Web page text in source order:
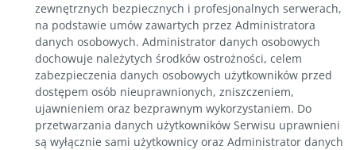
zewnętrznych bezpiecznych i profesjonalnych serwerach,
na podstawie umów zawartych przez Administratora
danych osobowych. Administrator danych osobowych
dochowuje należytych środków ostrożności, celem
zabezpieczenia danych osobowych użytkowników przed
dostępem osób nieuprawnionych, zniszczeniem,
ujawnieniem oraz bezprawnym wykorzystaniem. Do
przetwarzania danych użytkowników Serwisu uprawnieni
są wyłącznie sami użytkownicy oraz Administrator danych